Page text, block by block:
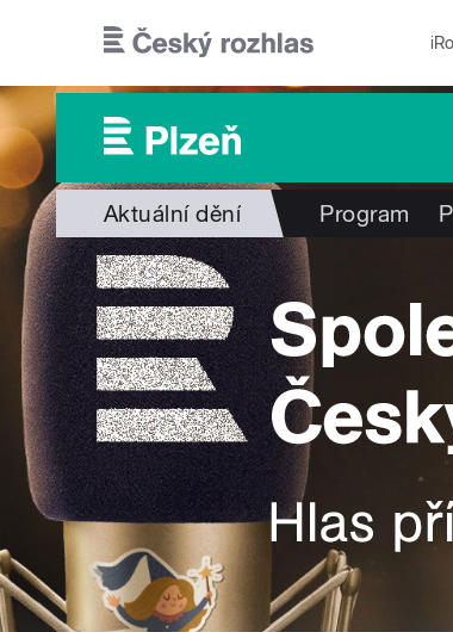
Aktuální dění Program